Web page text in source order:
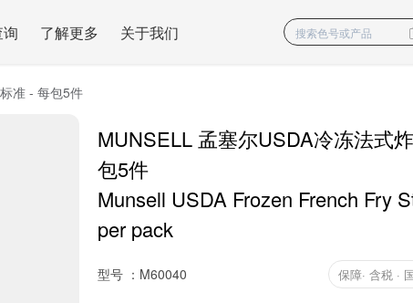
了解更多 关于我们
准 - 每包5件
MUNSELL 孟塞尔USDA冷冻法式
包5件
Munsell USDA Frozen French Fry
per pack
型号 ： M60040 保障· 含税 ·